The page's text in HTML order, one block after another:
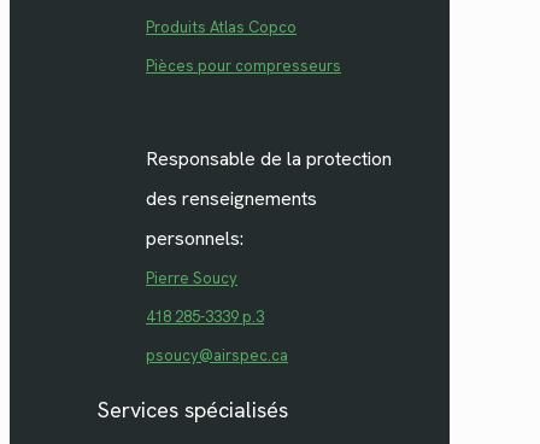
Produits Atlas Copco
Pièces pour compresseurs
Responsable de la protection
des renseignements
personnels:
Pierre Soucy
418 285-3339 p.3
psoucy@airspec.ca
Services spécialisés